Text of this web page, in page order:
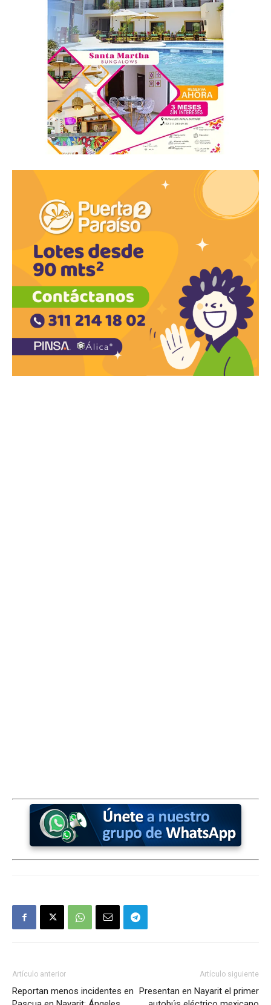
Artículo anterior
Reportan menos incidentes en
Artículo siguiente
Presentan en Nayarit el primer